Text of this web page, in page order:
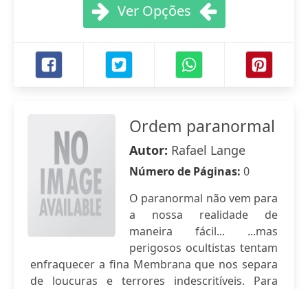
Ver Opções
Ordem paranormal
Autor: Rafael Lange
Número de Páginas: 0
O paranormal não vem para
a nossa realidade de
maneira fácil... ...mas
perigosos ocultistas tentam
enfraquecer a fina Membrana que nos separa
de loucuras e terrores indescritíveis. Para